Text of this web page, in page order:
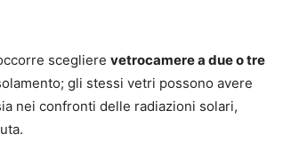
scegliere vetrocamere a due o tre
gli stessi vetri possono avere
nei confronti delle radiazioni solari,